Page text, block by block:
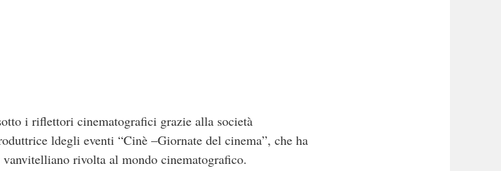
i riflettori cinematografici grazie alla società
ldegli eventi “Cinè –Giornate del cinema”, che ha
rivolta al mondo cinematografico.